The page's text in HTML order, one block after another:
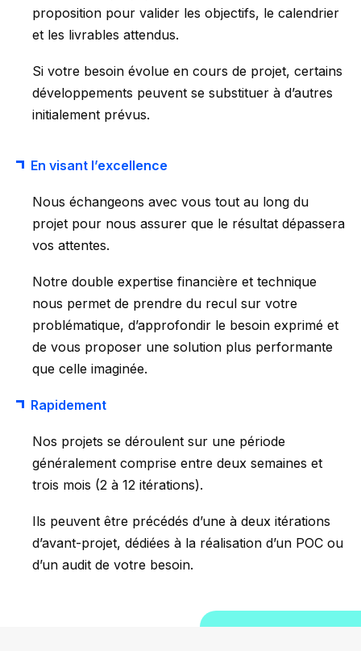
proposition pour valider les objectifs, le calendrier
et les livrables attendus.
Si votre besoin évolue en cours de projet, certains
développements peuvent se substituer à d’autres
initialement prévus.
En visant l’excellence
Nous échangeons avec vous tout au long du
projet pour nous assurer que le résultat dépassera
vos attentes.
Notre double expertise financière et technique
nous permet de prendre du recul sur votre
problématique, d’approfondir le besoin exprimé et
de vous proposer une solution plus performante
que celle imaginée.
Rapidement
Nos projets se déroulent sur une période
généralement comprise entre deux semaines et
trois mois (2 à 12 itérations).
Ils peuvent être précédés d’une à deux itérations
d’avant-projet, dédiées à la réalisation d’un POC ou
d’un audit de votre besoin.